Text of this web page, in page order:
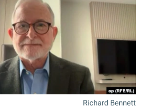
Richard Bennett